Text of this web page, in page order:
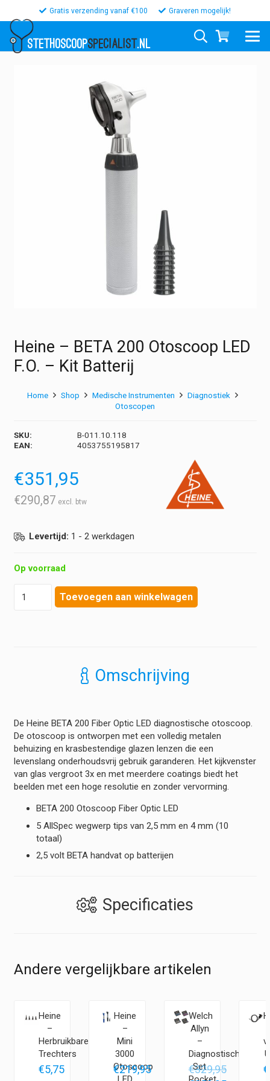
Gratis verzending vanaf €100 Graveren mogelijk!
STETHOSCOOPSPECIALIST.NL
Heine – BETA 200 Otoscoop LED
F.O. – Kit Batterij
Home Shop Medische Instrumenten
Diagnostiek
Otoscopen
SKU:
B-011.10.118
EAN:
4053755195817
€351,95
€290,87
Levertijd: 1 - 2 werkdagen
Op voorraad
Toevoegen aan winkelwagen
Omschrijving
De Heine BETA 200 Fiber Optic LED diagnostische otoscoop.
De otoscoop is ontworpen met een volledig metalen
behuizing en krasbestendige glazen lenzen die een
levenslang onderhoudsvrij gebruik garanderen. Het kijkvenster
van glas vergroot 3x en met meerdere coatings biedt het
beelden met een hoge resolutie en zonder vervorming.
BETA 200 Otoscoop Fiber Optic LED
5 AllSpec wegwerp tips van 2,5 mm en 4 mm (10
totaal)
2,5 volt BETA handvat op batterijen
Specificaties
Andere vergelijkbare artikelen
Heine
–
Herbruikbare
Trechters
€5,75
Heine
–
Mini
3000
Otoscoop
€219,95
Welch
Allyn
–
Diagnostische
Set
€329,95
€